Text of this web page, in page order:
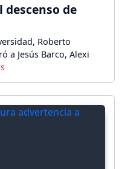
de
Roberto
a Jesús Barco, Alexi